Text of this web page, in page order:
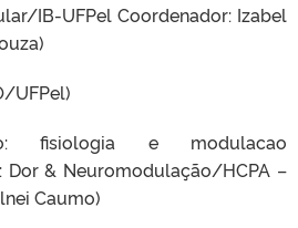
IB-UFPel Coordenador: Izabel
UFPel)
fisiologia e modulacao
Dor & Neuromodulação/HCPA –
Caumo)